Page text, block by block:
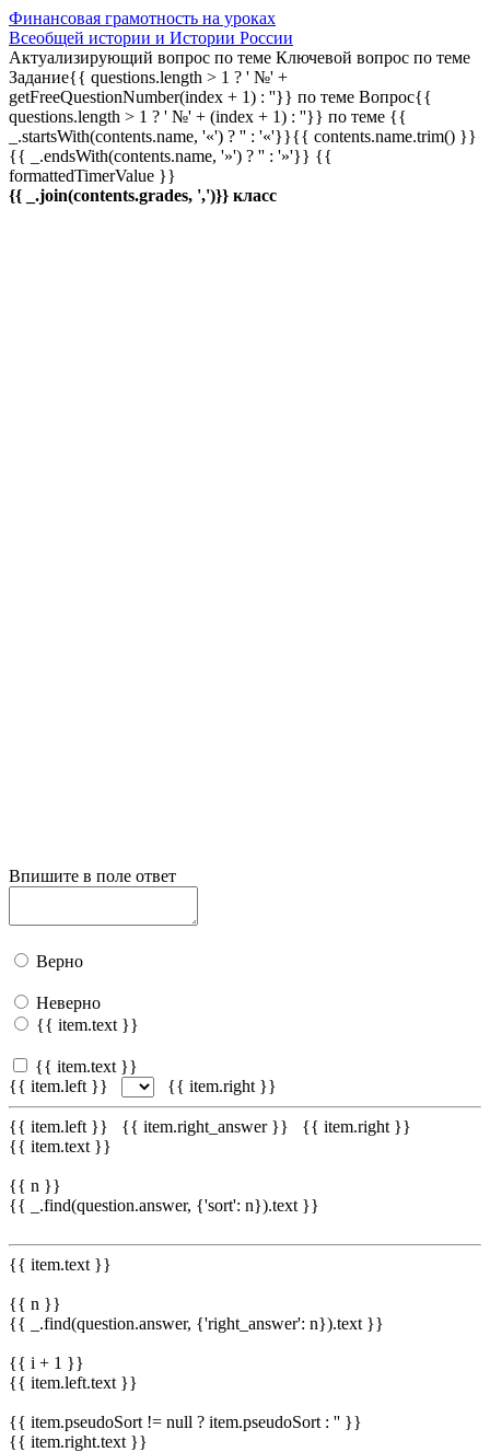
Финансовая грамотность на уроках
Всеобщей истории и Истории России
Актуализирующий вопрос по теме Ключевой вопрос по теме
Задание{{ questions.length > 1 ? ' №' +
getFreeQuestionNumber(index + 1) : ''}} по теме Вопрос{{
questions.length > 1 ? ' №' + (index + 1) : ''}} по теме {{
_.startsWith(contents.name, '«') ? '' : '«'}}{{ contents.name.trim() }}
{{ _.endsWith(contents.name, '»') ? '' : '»'}} {{
formattedTimerValue }}
{{ _.join(contents.grades, ',')}} класс
Впишите в поле ответ
Верно
Неверно
{{ item.text }}
{{ item.text }}
{{ item.left }}
{{ item.right }}
{{ item.left }} {{ item.right_answer }}
{{ item.right }}
{{ item.text }}
{{ n }}
{{ _.find(question.answer, {'sort': n}).text }}
{{ item.text }}
{{ n }}
{{ _.find(question.answer, {'right_answer': n}).text }}
{{ i + 1 }}
{{ item.left.text }}
{{ item.pseudoSort != null ? item.pseudoSort : '' }}
{{ item.right.text }}